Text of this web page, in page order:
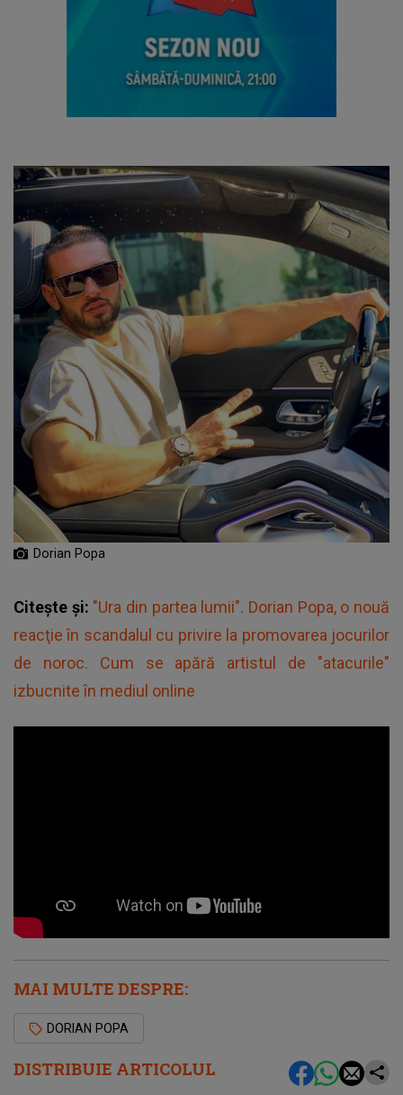
DISTRIBUIE ARTICOLUL
Dorian Popa
Citește și: "Ura din partea lumii". Dorian Popa, o nouă
reacţie în scandalul cu privire la promovarea jocurilor
de noroc. Cum se apără artistul de "atacurile"
izbucnite în mediul online
MAI MULTE DESPRE:
DORIAN POPA